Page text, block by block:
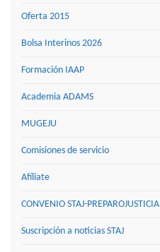
Oferta 2015
Bolsa Interinos 2026
Formación IAAP
Academia ADAMS
MUGEJU
Comisiones de servicio
Afíliate
CONVENIO STAJ-PREPAROJUSTICIA
Suscripción a noticias STAJ